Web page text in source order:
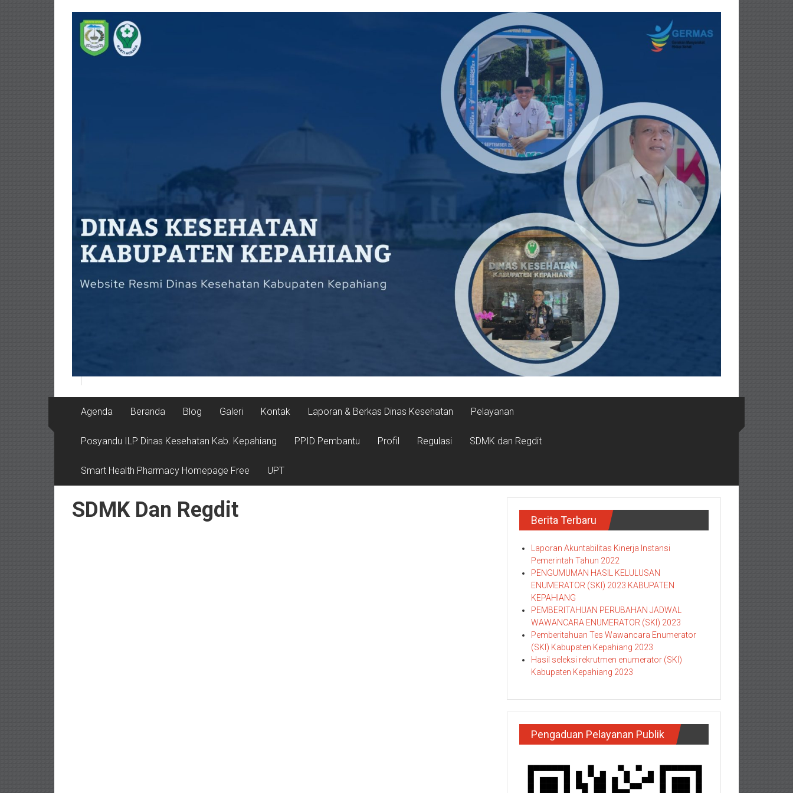
Agenda Beranda Blog Galeri Kontak Laporan & Berkas Dinas Kesehatan Pelayanan
Posyandu ILP Dinas Kesehatan Kab. Kepahiang PPID Pembantu Profil Regulasi SDMK dan Regdit
Smart Health Pharmacy Homepage Free UPT
SDMK Dan Regdit Berita Terbaru
Laporan Akuntabilitas Kinerja Instansi
Pemerintah Tahun 2022
PENGUMUMAN HASIL KELULUSAN
ENUMERATOR (SKI) 2023 KABUPATEN
KEPAHIANG
PEMBERITAHUAN PERUBAHAN JADWAL
WAWANCARA ENUMERATOR (SKI) 2023
Pemberitahuan Tes Wawancara Enumerator
(SKI) Kabupaten Kepahiang 2023
Hasil seleksi rekrutmen enumerator (SKI)
Kabupaten Kepahiang 2023
Pengaduan Pelayanan Publik